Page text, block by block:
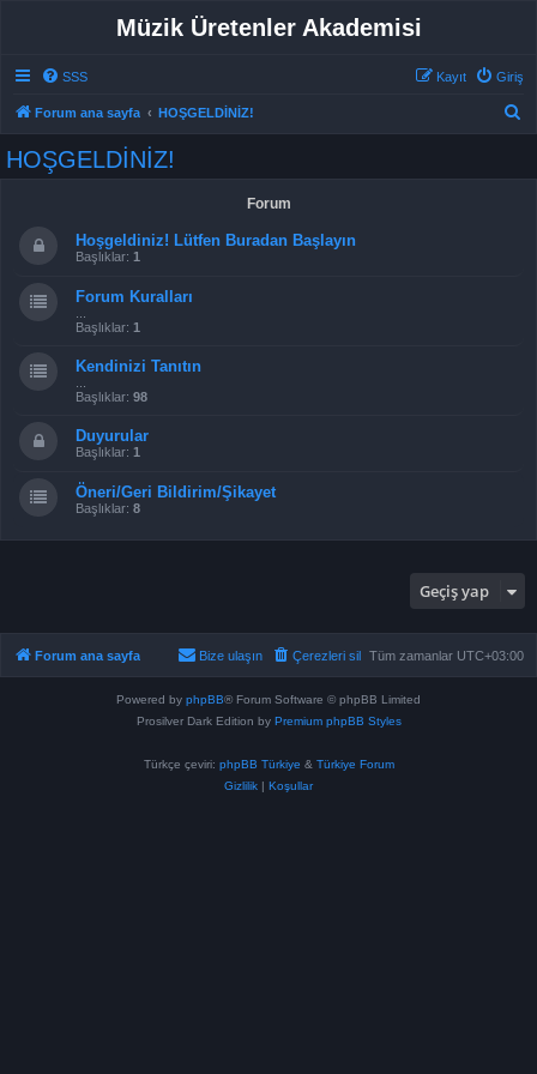
Müzik Üretenler Akademisi
SSS Giriş
Kayıt
Forum ana sayfa HOŞGELDİNİZ!
HOŞGELDİNİZ!
Forum
Hoşgeldiniz! Lütfen Buradan Başlayın
Başlıklar: 1
Forum Kuralları
Başlıklar: 1
Kendinizi Tanıtın
Başlıklar: 98
Duyurular
Başlıklar: 1
Öneri/Geri Bildirim/Şikayet
Başlıklar: 8
Geçiş yap
Forum ana sayfa Tüm zamanlar UTC+03:00
Çerezleri sil
Bize ulaşın
Powered by phpBB® Forum Software © phpBB Limited
Prosilver Dark Edition by Premium phpBB Styles
Türkçe çeviri: phpBB Türkiye & Türkiye Forum
Gizlilik | Koşullar